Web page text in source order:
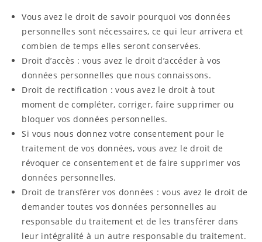
Vous avez le droit de savoir pourquoi vos données
personnelles sont nécessaires, ce qui leur arrivera et
combien de temps elles seront conservées.
Droit d’accès : vous avez le droit d’accéder à vos
données personnelles que nous connaissons.
Droit de rectification : vous avez le droit à tout
moment de compléter, corriger, faire supprimer ou
bloquer vos données personnelles.
Si vous nous donnez votre consentement pour le
traitement de vos données, vous avez le droit de
révoquer ce consentement et de faire supprimer vos
données personnelles.
Droit de transférer vos données : vous avez le droit de
demander toutes vos données personnelles au
responsable du traitement et de les transférer dans
leur intégralité à un autre responsable du traitement.